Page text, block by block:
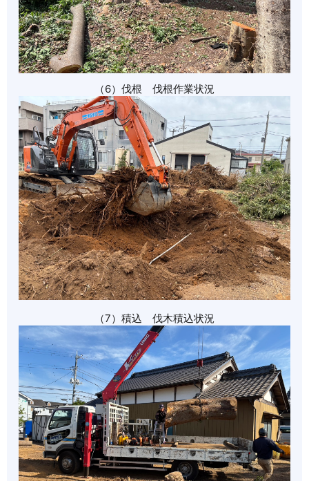
（6）伐根 伐根作業状況
（7）積込 伐木積込状況